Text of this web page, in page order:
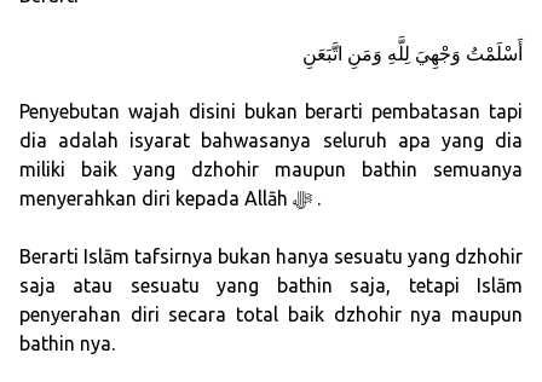
أَسْلَمْتُ وَجْهِيَ لِلَّهِ وَمَنِ اتَّبَعَنِ
Penyebutan wajah disini bukan berarti pembatasan tapi
dia adalah isyarat bahwasanya seluruh apa yang dia
miliki baik yang dzhohir maupun bathin semuanya
menyerahkan diri kepada Allāh ﷻ .
Berarti Islām tafsirnya bukan hanya sesuatu yang dzhohir
saja atau sesuatu yang bathin saja, tetapi Islām
penyerahan diri secara total baik dzhohir nya maupun
bathin nya.